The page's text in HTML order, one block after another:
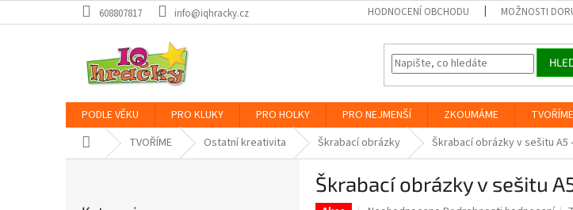
na
608807817 info@iqhracky.cz HODNOCENÍ OBCHODU MOŽNOSTI
PODLE VĚKU PRO KLUKY PRO HOLKY PRO NEJMENŠÍ ZKOUMÁME TVOŘÍME
Domů TVOŘÍME Ostatní kreativita Škrabací obrázky Škrabací obrázky v sešitu A5 -
Škrabací obrázky v sešitu